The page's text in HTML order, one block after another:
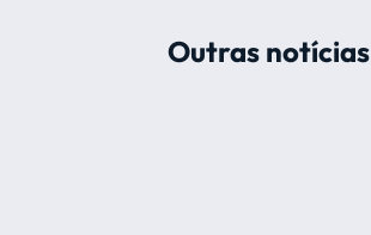
Outras notícias